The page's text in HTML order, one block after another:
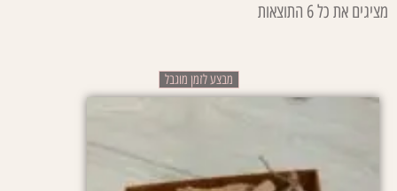
מציגים את כל ⁦6⁩ התוצאות
מבצע לזמן מוגבל